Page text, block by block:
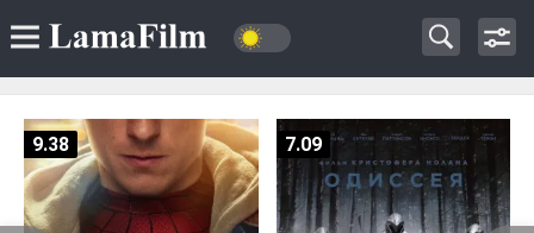
9.38 7.09